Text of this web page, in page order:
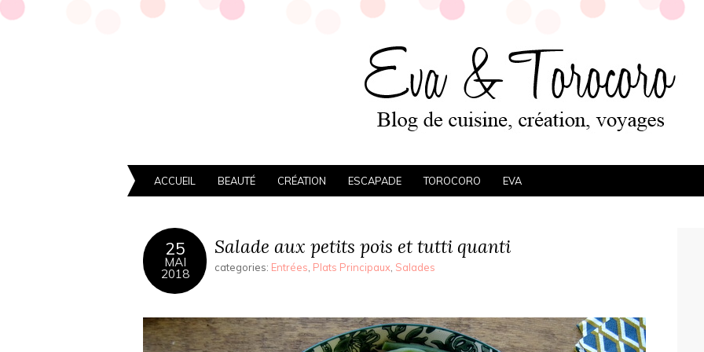
ACCUEIL BEAUTÉ CRÉATION ESCAPADE TOROCORO EVA
25
MAI
2018
Salade aux petits pois et tutti quanti
categories: Entrées Plats Principaux Salades